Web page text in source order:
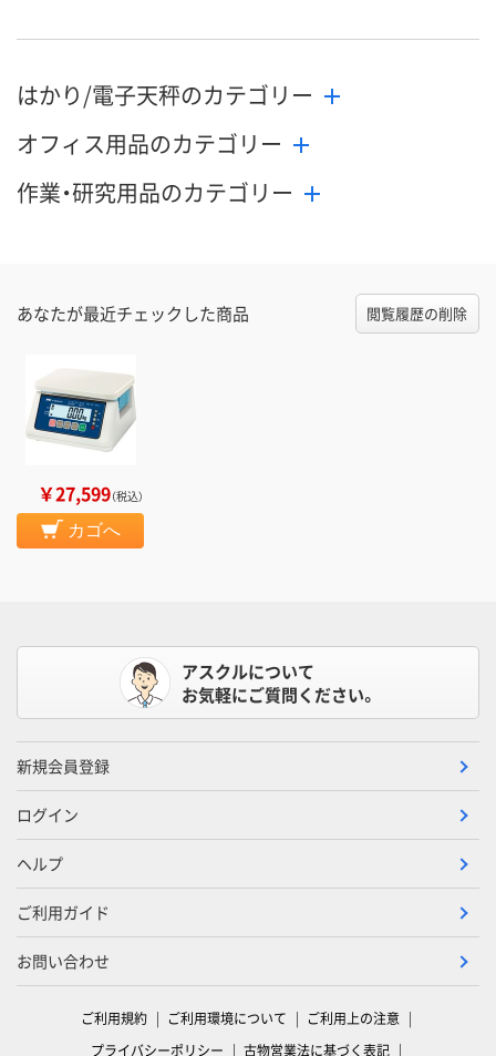
はかり/電子天秤のカテゴリー
オフィス用品のカテゴリー
作業・研究用品のカテゴリー
あなたが最近チェックした商品 閲覧履歴の削除
￥27,599（税込）
カゴへ
アスクルについて
お気軽にご質問ください。
新規会員登録
ログイン
ヘルプ
ご利用ガイド
お問い合わせ
ご利用規約 ご利用環境について
ご利用上の注意
プライバシーポリシー
古物営業法に基づく表記